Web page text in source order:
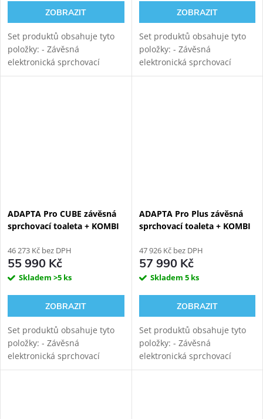
ZOBRAZIT
Set produktů obsahuje tyto
položky: - Závěsná
elektronická sprchovací
toaleta WATERGATE ADAPTA
ZOBRAZIT
Set produktů obsahuje tyto
položky: - Závěsná
elektronická sprchovací
toaleta WATERGATE ADAPTA
ADAPTA Pro CUBE závěsná
sprchovací toaleta + KOMBI
viditelný WC modul
46 273 Kč bez DPH
55 990 Kč
Skladem >5 ks
ZOBRAZIT
Set produktů obsahuje tyto
položky: - Závěsná
elektronická sprchovací
toaleta WATERGATE ADAPTA
ADAPTA Pro Plus závěsná
sprchovací toaleta + KOMBI
viditelný WC modul
47 926 Kč bez DPH
57 990 Kč
Skladem 5 ks
ZOBRAZIT
Set produktů obsahuje tyto
položky: - Závěsná
elektronická sprchovací
toaleta WATERGATE ADAPTA